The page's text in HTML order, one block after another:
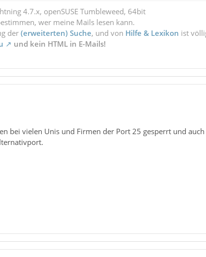
4.7.x, openSUSE Tumbleweed, 64bit
wer meine Mails lesen kann.
der(erweiterten) Suche, und von Hilfe & Lexikon ist
und kein HTML in E-Mails!
bei vielen Unis und Firmen der Port 25 gesperrt und